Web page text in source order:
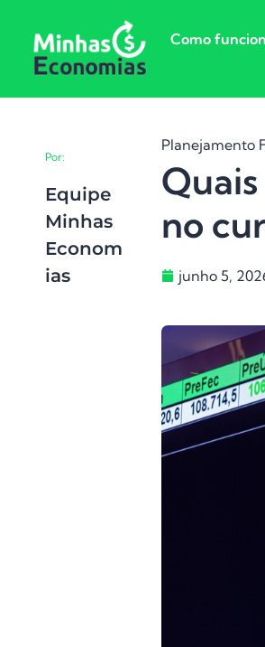
Como
Por:
Equipe
Minhas
Econom
Ias
Planejamento
no
junho 5,